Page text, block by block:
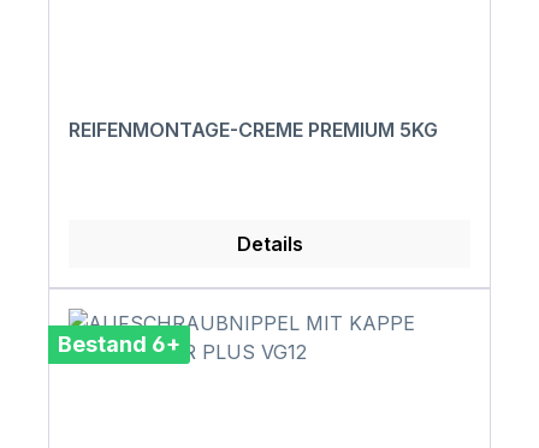
REIFENMONTAGE-CREME PREMIUM 5KG
Details
Bestand 6+